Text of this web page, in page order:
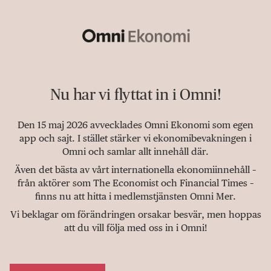
Nu har vi flyttat in i Omni!
Den 15 maj 2026 avvecklades Omni Ekonomi som egen
app och sajt. I stället stärker vi ekonomibevakningen i
Omni och samlar allt innehåll där.
Även det bästa av vårt internationella ekonomiinnehåll –
från aktörer som The Economist och Financial Times –
finns nu att hitta i medlemstjänsten Omni Mer.
Vi beklagar om förändringen orsakar besvär, men hoppas
att du vill följa med oss in i Omni!